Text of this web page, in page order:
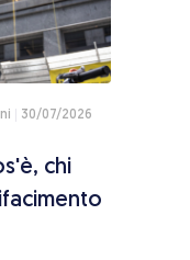
30/07/2026
chi